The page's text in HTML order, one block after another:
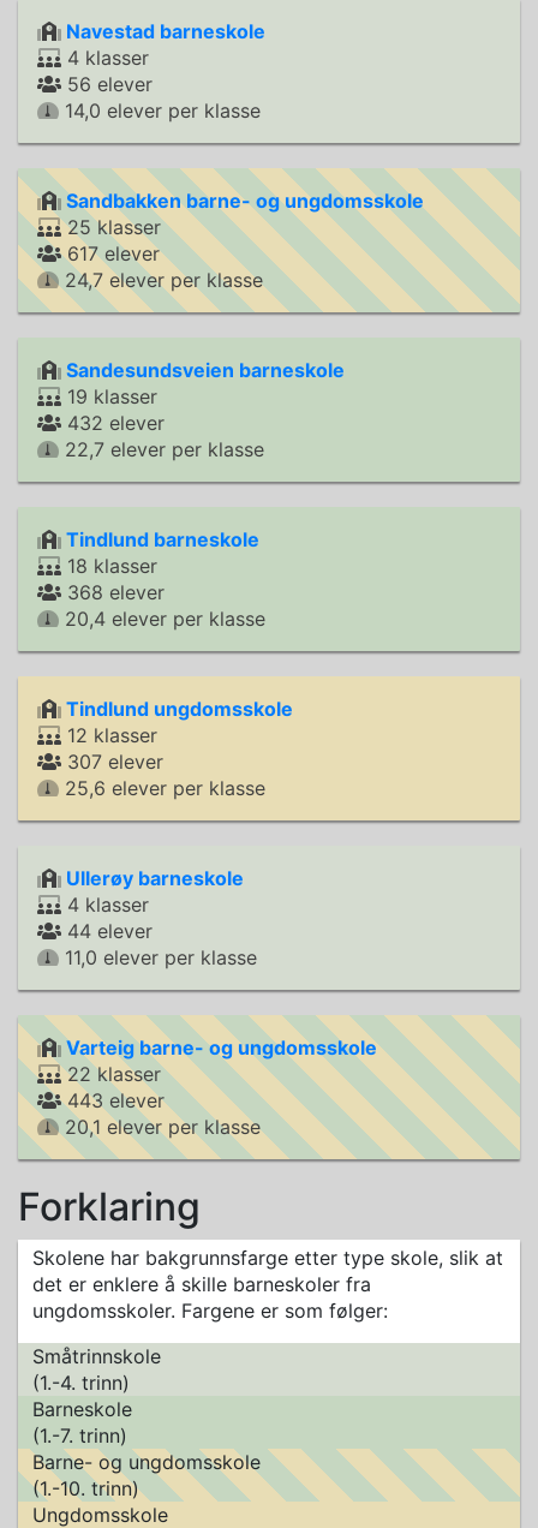
Navestad barneskole
4 klasser
56 elever
14,0 elever per klasse
Sandbakken barne- og ungdomsskole
25 klasser
617 elever
24,7 elever per klasse
Sandesundsveien barneskole
19 klasser
432 elever
22,7 elever per klasse
Tindlund barneskole
18 klasser
368 elever
20,4 elever per klasse
Tindlund ungdomsskole
12 klasser
307 elever
25,6 elever per klasse
Ullerøy barneskole
4 klasser
44 elever
11,0 elever per klasse
Varteig barne- og ungdomsskole
22 klasser
443 elever
20,1 elever per klasse
Forklaring
Skolene har bakgrunnsfarge etter type skole, slik at
det er enklere å skille barneskoler fra
ungdomsskoler. Fargene er som følger:
Småtrinnskole
(1.-4. trinn)
Barneskole
(1.-7. trinn)
Barne- og ungdomsskole
(1.-10. trinn)
Ungdomsskole